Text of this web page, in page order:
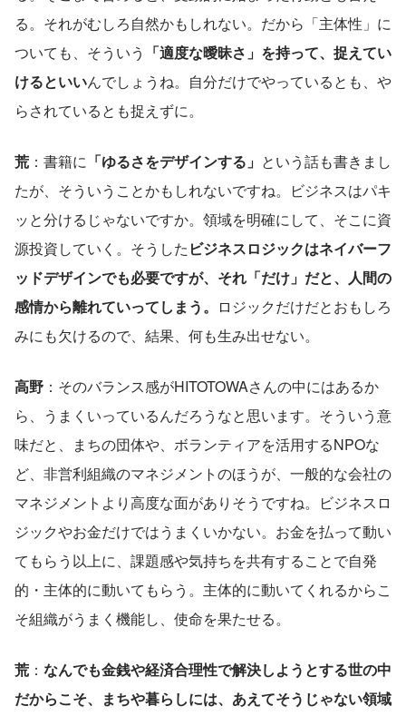
る。それがむしろ自然かもしれない。だから「主体性」に
ついても、そういう 「適度な曖昧さ」を持って、捉えてい
けるといいんでしょうね。自分だけでやっているとも、や
らされているとも捉えずに。
荒 ：書籍に 「ゆるさをデザインする」 という話も書きまし
たが、そういうことかもしれないですね。ビジネスはパキ
ッと分けるじゃないですか。領域を明確にして、そこに資
源投資していく。そうした ビジネスロジックはネイバーフ
ッドデザインでも必要ですが、それ「だけ」だと、人間の
感情から離れていってしまう。 ロジックだけだとおもしろ
みにも欠けるので、結果、何も生み出せない。
高野 ：そのバランス感がHITOTOWAさんの中にはあるか
ら、うまくいっているんだろうなと思います。そういう意
味だと、まちの団体や、ボランティアを活用するNPOな
ど、非営利組織のマネジメントのほうが、一般的な会社の
マネジメントより高度な面がありそうですね。ビジネスロ
ジックやお金だけではうまくいかない。お金を払って動い
てもらう以上に、課題感や気持ちを共有することで自発
的・主体的に動いてもらう。主体的に動いてくれるからこ
そ組織がうまく機能し、使命を果たせる。
荒 ： なんでも金銭や経済合理性で解決しようとする世の中
だからこそ、まちや暮らしには、あえてそうじゃない領域